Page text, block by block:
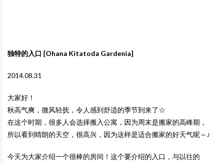
独特的入口 [Ohana Kitatoda Gardenia]
2014.08.31
大家好！
秋高气爽，微风轻抚，令人感到舒适的季节到来了☆
在这个时期，很多人会选择搬入公寓，因为周末是搬家的高峰期，
所以看到晴朗的天空，很高兴，因为这样是适合搬家的好天气呢～♪
今天为大家介绍一个很棒的房间！这个要介绍的入口，与以往的